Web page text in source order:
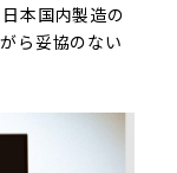
本国内製造の
ら妥協のない